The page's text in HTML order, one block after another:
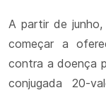
A partir de
começar a
contra a doença
conjugada 20-